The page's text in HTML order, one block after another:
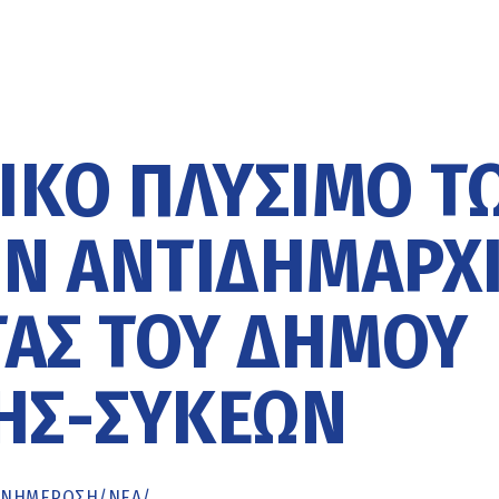
ΠΛΎΣΙΜΟ
ΤΟΥ ΔΉΜΟΥ
ΣΥΚΕΏΝ